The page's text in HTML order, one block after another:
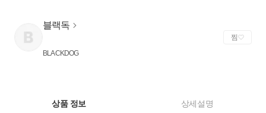
블랙독
BLACKDOG
찜
상품 정보 상세설명